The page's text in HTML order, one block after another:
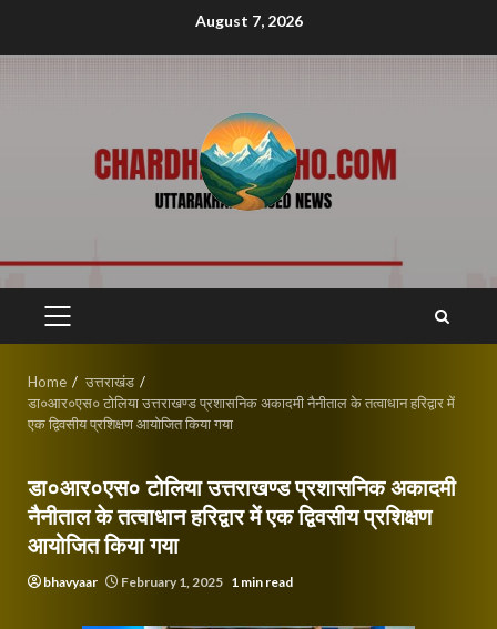
August 7, 2026
PRIMARY
Home
उत्तराखंड
डा०आर०एस० टोलिया उत्तराखण्ड प्रशासनिक अकादमी नैनीताल के तत्वाधान हरिद्वार में
एक द्विवसीय प्रशिक्षण आयोजित किया गया
डा०आर०एस० टोलिया उत्तराखण्ड प्रशासनिक अकादमी
नैनीताल के तत्वाधान हरिद्वार में एक द्विवसीय प्रशिक्षण
आयोजित किया गया
bhavyaar February 1, 2025 1 min read